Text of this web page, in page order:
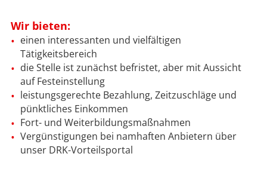
Wir bieten:
einen interessanten und vielfältigen
Tätigkeitsbereich
die Stelle ist zunächst befristet, aber mit Aussicht
auf Festeinstellung
leistungsgerechte Bezahlung, Zeitzuschläge und
pünktliches Einkommen
Fort- und Weiterbildungsmaßnahmen
Vergünstigungen bei namhaften Anbietern über
unser DRK-Vorteilsportal